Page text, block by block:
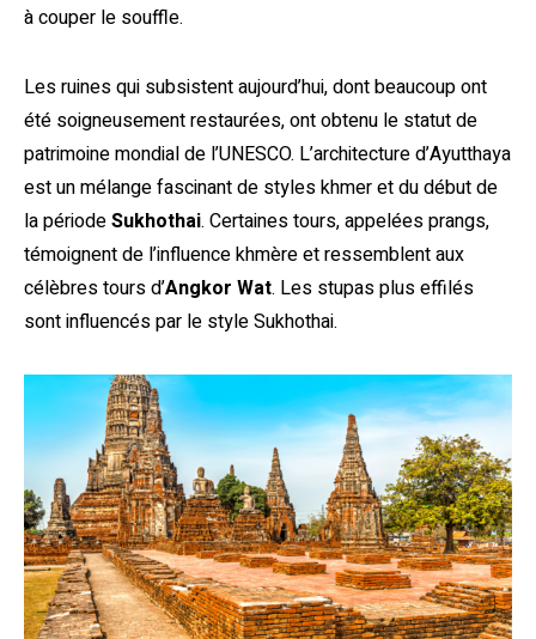
à couper le souffle.
Les ruines qui subsistent aujourd’hui, dont beaucoup ont
été soigneusement restaurées, ont obtenu le statut de
patrimoine mondial de l’UNESCO. L’architecture d’Ayutthaya
est un mélange fascinant de styles khmer et du début de
la périodeSukhothai. Certaines tours, appelées prangs,
témoignent de l’influence khmère et ressemblent aux
célèbres tours d’Angkor Wat. Les stupas plus effilés
sont influencés par le style Sukhothai.